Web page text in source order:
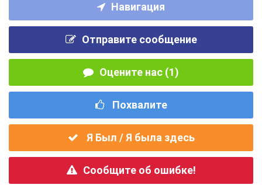
Навигация
Отправите сообщение
Оцените нас (1)
Похвалите
Я Был / Я была здесь
Сообщите об ошибке!